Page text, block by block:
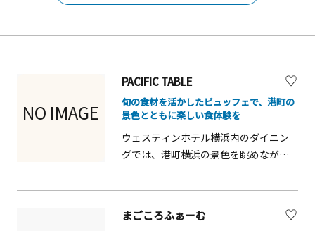
NO IMAGE
PACIFIC TABLE
旬の食材を活かしたビュッフェで、港町の
景色とともに楽しい食体験を
ウェスティンホテル横浜内のダイニン
グでは、港町横浜の景色を眺めながら
を楽しめます。朝食からディナーまで
グループ旅行にも人気です。彩り豊か
まごころふぁーむ